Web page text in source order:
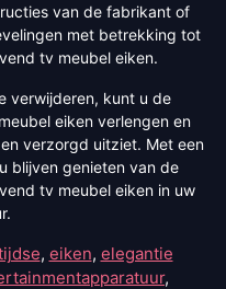
van de fabrikant of
met betrekking tot
tv meubel eiken.
verwijderen, kunt u de
eiken verlengen en
verzorgd uitziet. Met een
blijven genieten van de
tv meubel eiken in uw
, eiken, elegantie
,